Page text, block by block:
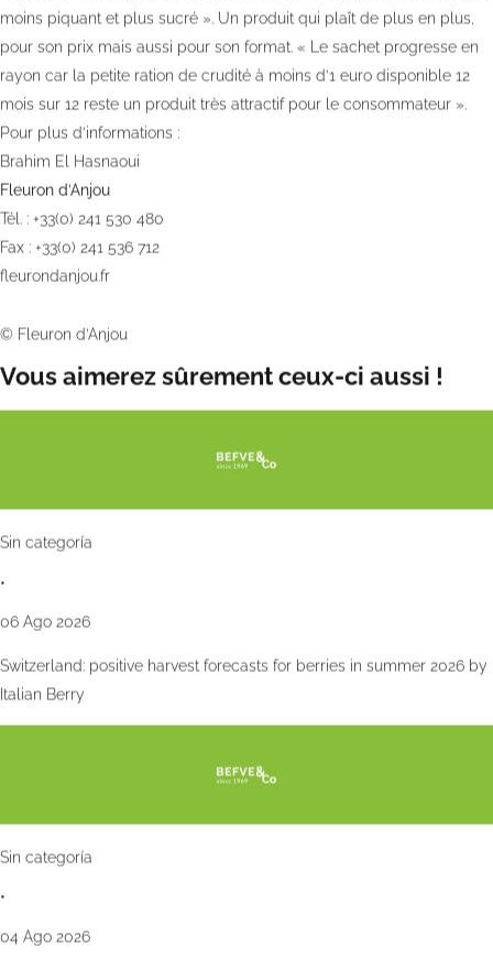
moins piquant et plus sucré ». Un produit qui plaît de plus en plus,
pour son prix mais aussi pour son format. « Le sachet progresse en
rayon car la petite ration de crudité à moins d’1 euro disponible 12
mois sur 12 reste un produit très attractif pour le consommateur ».
Pour plus d’informations :
Brahim El Hasnaoui
Fleuron d’Anjou
Tél. : +33(0) 241 530 480
Fax : +33(0) 241 536 712
fleurondanjou.fr
© Fleuron d’Anjou
Vous aimerez sûrement ceux-ci aussi !
Sin categoría
•
06 Ago 2026
Switzerland: positive harvest forecasts for berries in summer 2026 by
Italian Berry
Sin categoría
•
04 Ago 2026